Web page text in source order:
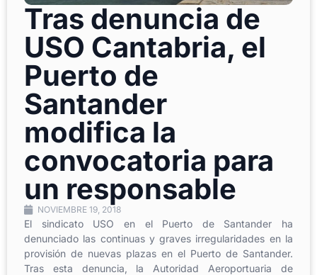
Tras denuncia de
USO Cantabria, el
Puerto de
Santander
modifica la
convocatoria para
un responsable
NOVIEMBRE 19, 2018
El sindicato USO en el Puerto de Santander ha
denunciado las continuas y graves irregularidades en la
provisión de nuevas plazas en el Puerto de Santander.
Tras esta denuncia, la Autoridad Aeroportuaria de